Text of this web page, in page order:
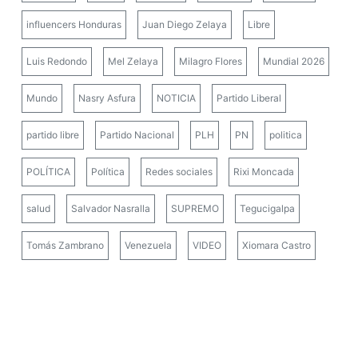
influencers Honduras Juan Diego Zelaya Libre
Luis Redondo Mel Zelaya Milagro Flores Mundial 2026
Mundo Nasry Asfura NOTICIA Partido Liberal
partido libre Partido Nacional PLH PN politica
POLÍTICA Política Redes sociales Rixi Moncada
salud Salvador Nasralla SUPREMO Tegucigalpa
Tomás Zambrano Venezuela VIDEO Xiomara Castro